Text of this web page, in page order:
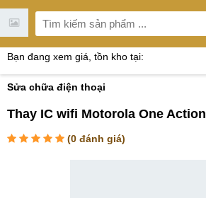
Bạn đang xem giá, tồn kho tại:
Sửa chữa điện thoại
Thay IC wifi Motorola One Action
(0 đánh giá)